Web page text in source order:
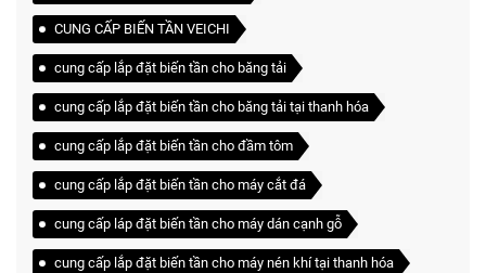
CUNG CẤP BIẾN TẦN VEICHI
cung cấp lắp đặt biến tần cho băng tải
cung cấp lắp đặt biến tần cho băng tải tại thanh hóa
cung cấp lắp đặt biến tần cho đầm tôm
cung cấp lắp đặt biến tần cho máy cắt đá
cung cấp láp đặt biến tần cho máy dán cạnh gỗ
cung cấp lắp đặt biến tần cho máy nén khí tại thanh hóa